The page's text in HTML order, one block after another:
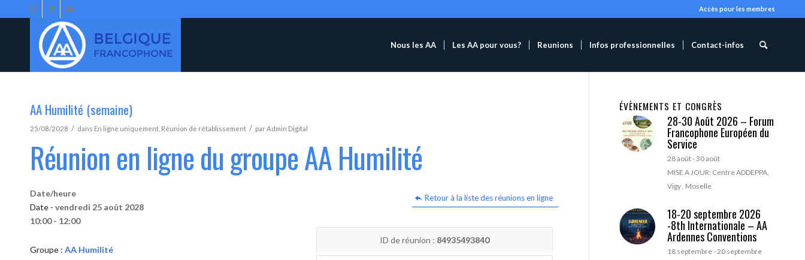
Accès pour les membres
Nous les AA Les AA pour vous? Reunions Infos professionnelles Contact-infos
AA Humilité (semaine)
25/08/2028 / dans En ligne uniquement Réunion de rétablissement / parAdmin Digital
Réunion en ligne du groupe AA Humilité
Retour à la liste des réunions en ligne
Date/heure
Date - vendredi 25 août 2028
10:00 - 12:00
Groupe : AA Humilité
ID de réunion : 84935493840
ÉVÈNEMENTS ET CONGRÈS
28-30 Août 2026 – Forum
Francophone Européen du
Service
28 août-30 août
MISE A JOUR: Centre ADDEPPA,
Vigy , Moselle
18-20 septembre 2026
-8th Internationale – AA
Ardennes Conventions
18 septembre-20 septembre